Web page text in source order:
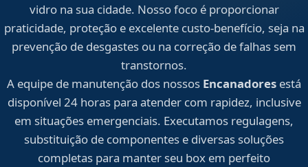
vidro na sua cidade. Nosso foco é proporcionar
praticidade, proteção e excelente custo-benefício, seja na
prevenção de desgastes ou na correção de falhas sem
transtornos.
A equipe de manutenção dos nossos Encanadores está
disponível 24 horas para atender com rapidez, inclusive
em situações emergenciais. Executamos regulagens,
substituição de componentes e diversas soluções
completas para manter seu box em perfeito